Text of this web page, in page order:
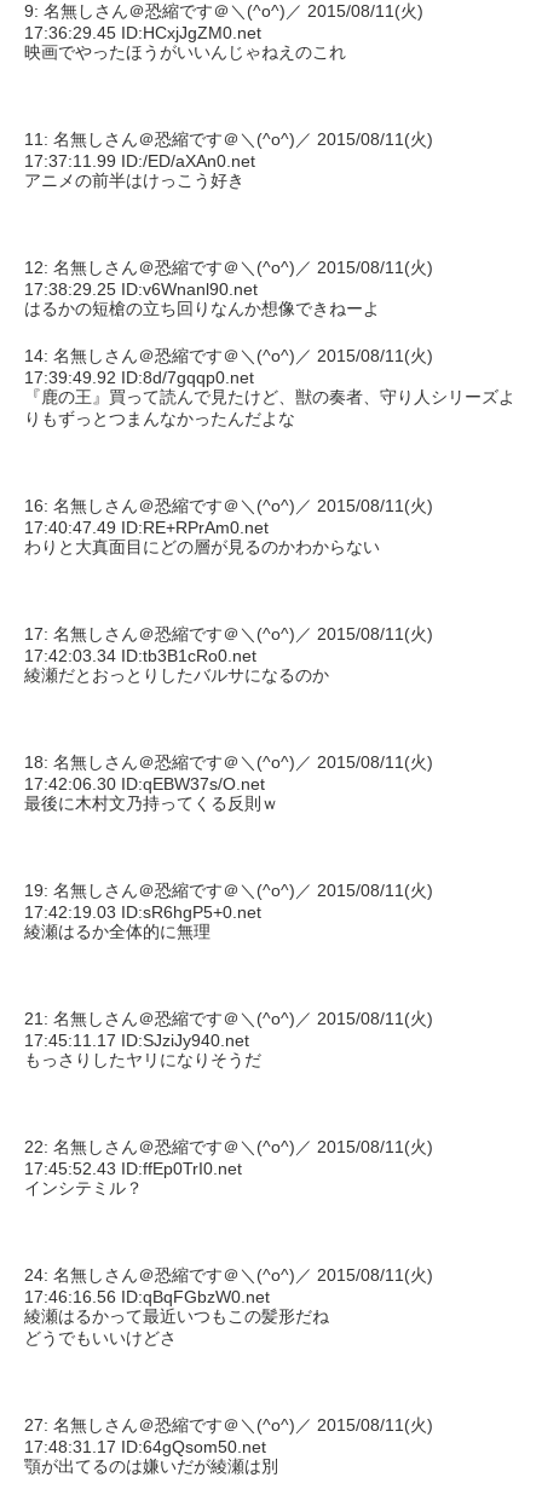
9: 名無しさん＠恐縮です＠＼(^o^)／ 2015/08/11(火)
17:36:29.45 ID:HCxjJgZM0.net
映画でやったほうがいいんじゃねえのこれ
11: 名無しさん＠恐縮です＠＼(^o^)／ 2015/08/11(火)
17:37:11.99 ID:/ED/aXAn0.net
アニメの前半はけっこう好き
12: 名無しさん＠恐縮です＠＼(^o^)／ 2015/08/11(火)
17:38:29.25 ID:v6Wnanl90.net
はるかの短槍の立ち回りなんか想像できねーよ
14: 名無しさん＠恐縮です＠＼(^o^)／ 2015/08/11(火)
17:39:49.92 ID:8d/7gqqp0.net
『鹿の王』買って読んで見たけど、獣の奏者、守り人シリーズよ
りもずっとつまんなかったんだよな
16: 名無しさん＠恐縮です＠＼(^o^)／ 2015/08/11(火)
17:40:47.49 ID:RE+RPrAm0.net
わりと大真面目にどの層が見るのかわからない
17: 名無しさん＠恐縮です＠＼(^o^)／ 2015/08/11(火)
17:42:03.34 ID:tb3B1cRo0.net
綾瀬だとおっとりしたバルサになるのか
18: 名無しさん＠恐縮です＠＼(^o^)／ 2015/08/11(火)
17:42:06.30 ID:qEBW37s/O.net
最後に木村文乃持ってくる反則ｗ
19: 名無しさん＠恐縮です＠＼(^o^)／ 2015/08/11(火)
17:42:19.03 ID:sR6hgP5+0.net
綾瀬はるか全体的に無理
21: 名無しさん＠恐縮です＠＼(^o^)／ 2015/08/11(火)
17:45:11.17 ID:SJziJy940.net
もっさりしたヤリになりそうだ
22: 名無しさん＠恐縮です＠＼(^o^)／ 2015/08/11(火)
17:45:52.43 ID:ffEp0TrI0.net
インシテミル？
24: 名無しさん＠恐縮です＠＼(^o^)／ 2015/08/11(火)
17:46:16.56 ID:qBqFGbzW0.net
綾瀬はるかって最近いつもこの髪形だね
どうでもいいけどさ
27: 名無しさん＠恐縮です＠＼(^o^)／ 2015/08/11(火)
17:48:31.17 ID:64gQsom50.net
顎が出てるのは嫌いだが綾瀬は別